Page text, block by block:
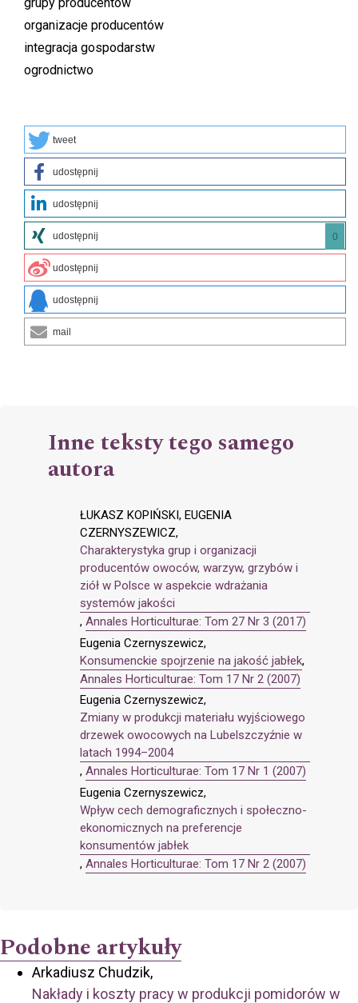
organizacje producentów
integracja gospodarstw
ogrodnictwo
tweet
udostępnij
udostępnij
udostępnij 0
udostępnij
udostępnij
mail
Inne teksty tego samego
autora
ŁUKASZ KOPIŃSKI, EUGENIA
CZERNYSZEWICZ,
Charakterystyka grup i organizacji
producentów owoców, warzyw, grzybów i
ziół w Polsce w aspekcie wdrażania
systemów jakości
, Annales Horticulturae: Tom 27 Nr 3 (2017)
Eugenia Czernyszewicz,
Konsumenckie spojrzenie na jakość jabłek,
Annales Horticulturae: Tom 17 Nr 2 (2007)
Eugenia Czernyszewicz,
Zmiany w produkcji materiału wyjściowego
drzewek owocowych na Lubelszczyźnie w
latach 1994–2004
, Annales Horticulturae: Tom 17 Nr 1 (2007)
Eugenia Czernyszewicz,
Wpływ cech demograficznych i społeczno-
ekonomicznych na preferencje
konsumentów jabłek
, Annales Horticulturae: Tom 17 Nr 2 (2007)
Podobne artykuły
Arkadiusz Chudzik,
Nakłady i koszty pracy w produkcji pomidorów w